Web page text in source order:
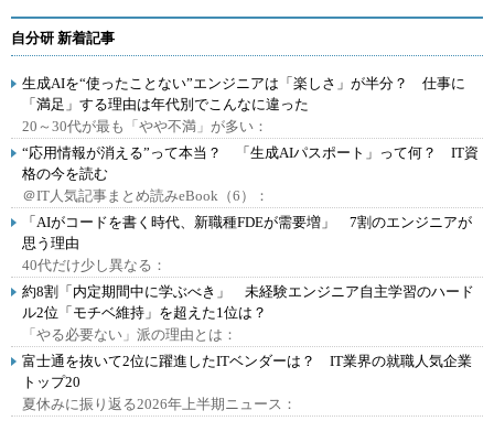
自分研 新着記事
生成AIを“使ったことない”エンジニアは「楽しさ」が半分？ 仕事に
「満足」する理由は年代別でこんなに違った
20～30代が最も「やや不満」が多い：
“応用情報が消える”って本当？ 「生成AIパスポート」って何？ IT資
格の今を読む
＠IT人気記事まとめ読みeBook（6）：
「AIがコードを書く時代、新職種FDEが需要増」 7割のエンジニアが
思う理由
40代だけ少し異なる：
約8割「内定期間中に学ぶべき」 未経験エンジニア自主学習のハード
ル2位「モチベ維持」を超えた1位は？
「やる必要ない」派の理由とは：
富士通を抜いて2位に躍進したITベンダーは？ IT業界の就職人気企業
トップ20
夏休みに振り返る2026年上半期ニュース：